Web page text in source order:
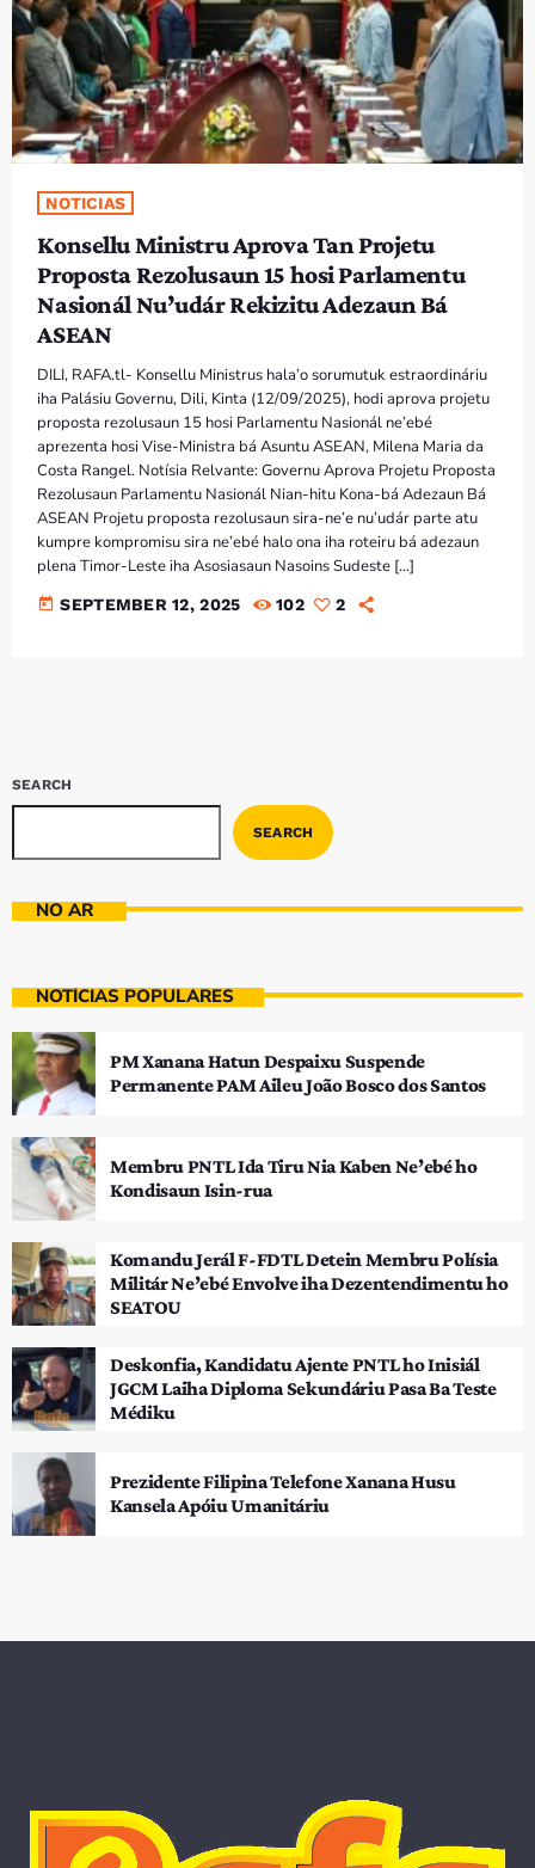
PROGRAMA SIRA
VÍDEO SIRA
EVENTU SIRA
KONTAKTU SIRA
TÉTUM keyboard_arrow_down
TÉTUM
PORTUGUÊS
PRÓXIMOS PROGRAMAS
Bom dia RAFA
7:00 AM - 10:00 AM
Bom dia RAFA
7:00 AM - 9:00 AM
NOTICIAS
Konsellu Ministru Aprova Tan Projetu
Proposta Rezolusaun 15 hosi Parlamentu
Nasionál Nu’udár Rekizitu Adezaun Bá
ASEAN
DILI, RAFA.tl- Konsellu Ministrus hala’o sorumutuk estraordináriu
iha Palásiu Governu, Dili, Kinta (12/09/2025), hodi aprova projetu
proposta rezolusaun 15 hosi Parlamentu Nasionál ne’ebé
aprezenta hosi Vise-Ministra bá Asuntu ASEAN, Milena Maria da
Costa Rangel. Notísia Relvante: Governu Aprova Projetu Proposta
Rezolusaun Parlamentu Nasionál Nian-hitu Kona-bá Adezaun Bá
ASEAN Projetu proposta rezolusaun sira-ne’e nu’udár parte atu
kumpre kompromisu sira ne’ebé halo ona iha roteiru bá adezaun
plena Timor-Leste iha Asosiasaun Nasoins Sudeste […]
today SEPTEMBER 12, 2025 102 2
SEARCH
SEARCH
NO AR
NOTÍCIAS POPULARES
PM Xanana Hatun Despaixu Suspende
Permanente PAM Aileu João Bosco dos Santos
Membru PNTL Ida Tiru Nia Kaben Ne’ebé ho
Kondisaun Isin-rua
Komandu Jerál F-FDTL Detein Membru Polísia
Militár Ne’ebé Envolve iha Dezentendimentu ho
SEATOU
Deskonfia, Kandidatu Ajente PNTL ho Inisiál
JGCM Laiha Diploma Sekundáriu Pasa Ba Teste
Médiku
Prezidente Filipina Telefone Xanana Husu
Kansela Apóiu Umanitáriu